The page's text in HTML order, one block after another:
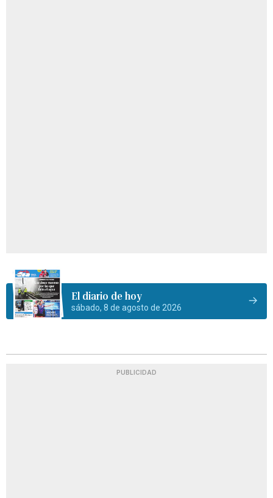
El diario de hoy
sábado, 8 de agosto de 2026
PUBLICIDAD